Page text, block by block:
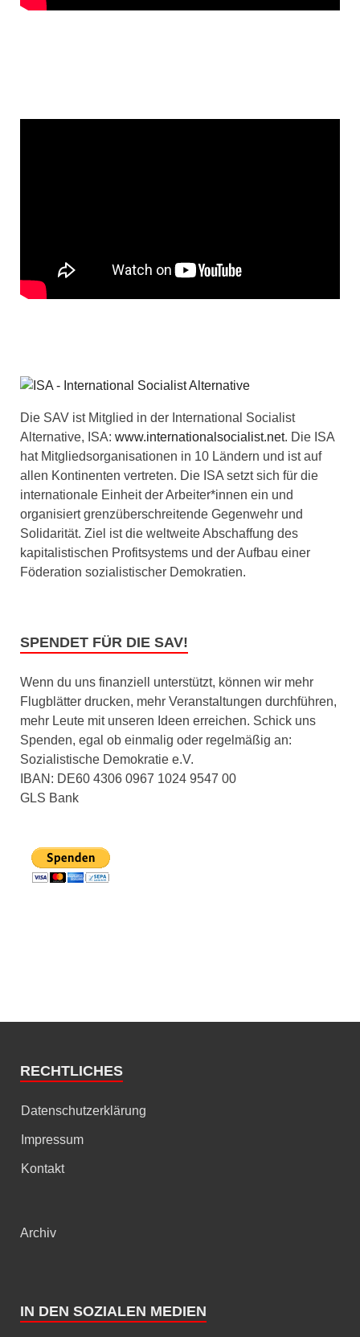
Die SAV ist Mitglied in der International Socialist
Alternative, ISA: www.internationalsocialist.net. Die ISA
hat Mitgliedsorganisationen in 10 Ländern und ist auf
allen Kontinenten vertreten. Die ISA setzt sich für die
internationale Einheit der Arbeiter*innen ein und
organisiert grenzüberschreitende Gegenwehr und
Solidarität. Ziel ist die weltweite Abschaffung des
kapitalistischen Profitsystems und der Aufbau einer
Föderation sozialistischer Demokratien.
SPENDET FÜR DIE SAV!
Wenn du uns finanziell unterstützt, können wir mehr
Flugblätter drucken, mehr Veranstaltungen durchführen,
mehr Leute mit unseren Ideen erreichen. Schick uns
Spenden, egal ob einmalig oder regelmäßig an:
Sozialistische Demokratie e.V.
IBAN: DE60 4306 0967 1024 9547 00
GLS Bank
RECHTLICHES
Datenschutzerklärung
Impressum
Kontakt
Archiv
IN DEN SOZIALEN MEDIEN